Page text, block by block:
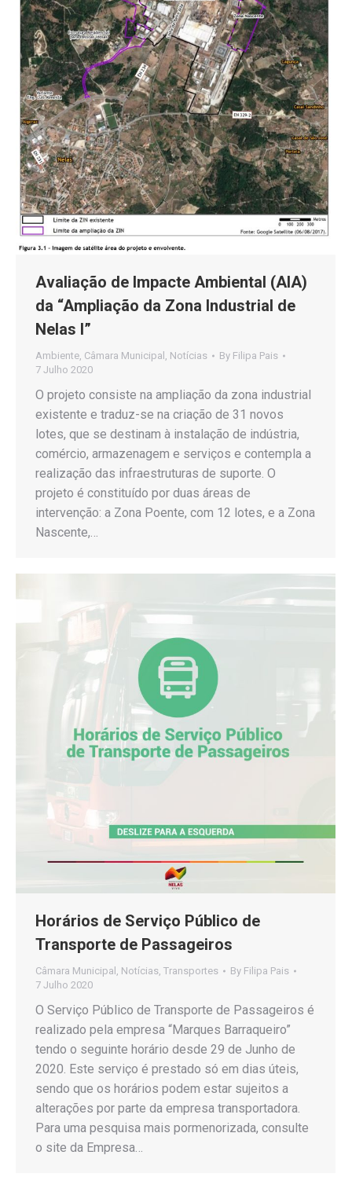
Avaliação de Impacte Ambiental (AIA)
da “Ampliação da Zona Industrial de
Nelas I”
Ambiente, Câmara Municipal , Notícias By Filipa Pais
7 Julho 2020
O projeto consiste na ampliação da zona industrial
existente e traduz-se na criação de 31 novos
lotes, que se destinam à instalação de indústria,
comércio, armazenagem e serviços e contempla a
realização das infraestruturas de suporte. O
projeto é constituído por duas áreas de
intervenção: a Zona Poente, com 12 lotes, e a Zona
Nascente,…
Horários de Serviço Público de
Transporte de Passageiros
Câmara Municipal , Notícias, Transportes By Filipa Pais
7 Julho 2020
O Serviço Público de Transporte de Passageiros é
realizado pela empresa “Marques Barraqueiro”
tendo o seguinte horário desde 29 de Junho de
2020. Este serviço é prestado só em dias úteis,
sendo que os horários podem estar sujeitos a
alterações por parte da empresa transportadora.
Para uma pesquisa mais pormenorizada, consulte
o site da Empresa…